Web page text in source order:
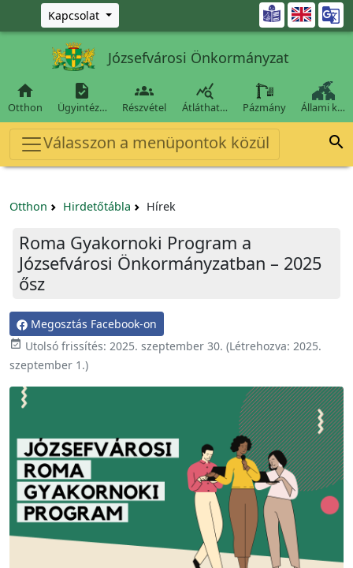
Ugrás a fő tartalomra
Kapcsolat 
Józsefvárosi Önkormányzat

Otthon

Ügyintéz…

Részvétel

Átláthat… Pázmány Állami k…
Válasszon a menüpontok közül 
Otthon Hirdetőtábla Hírek
Roma Gyakornoki Program a
Józsefvárosi Önkormányzatban – 2025
ősz
Megosztás Facebook-on
 Utolsó frissítés: 2025. szeptember 30. (Létrehozva: 2025.
szeptember 1.)